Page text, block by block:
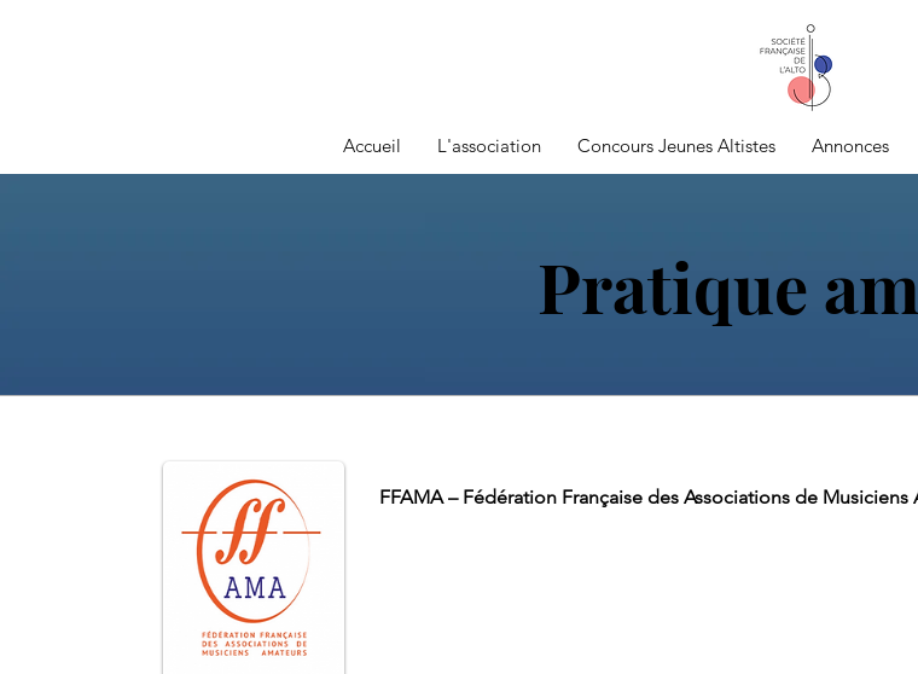
Accueil L'association Concours Jeunes Altistes Annonces
Pratique
FFAMA – Fédération Française des Associations de Musiciens